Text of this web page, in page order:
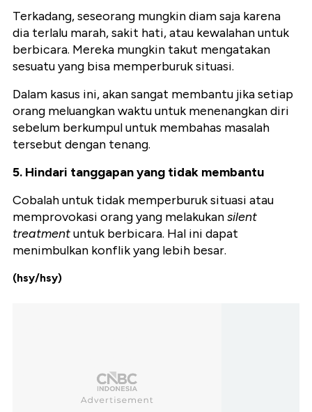
Terkadang, seseorang mungkin diam saja karena
dia terlalu marah, sakit hati, atau kewalahan untuk
berbicara. Mereka mungkin takut mengatakan
sesuatu yang bisa memperburuk situasi.
Dalam kasus ini, akan sangat membantu jika setiap
orang meluangkan waktu untuk menenangkan diri
sebelum berkumpul untuk membahas masalah
tersebut dengan tenang.
5. Hindari tanggapan yang tidak membantu
Cobalah untuk tidak memperburuk situasi atau
memprovokasi orang yang melakukansilent
treatmentuntuk berbicara. Hal ini dapat
menimbulkan konflik yang lebih besar.
(hsy/hsy)